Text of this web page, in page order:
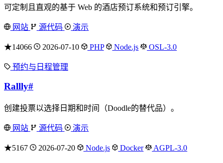
可定制且直观的基于 Web 的酒店预订系统和预订引擎。
网站 源代码 演示
★14066 2026-07-10 PHP Node.js OSL-3.0
预约与日程管理
Rallly#
创建投票以选择日期和时间（Doodle的替代品）。
网站 源代码 演示
★5167 2026-07-20 Node.js Docker AGPL-3.0